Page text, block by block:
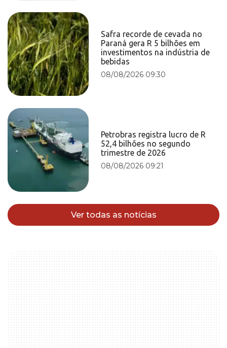
Safra recorde de cevada no
Paraná gera R 5 bilhões em
investimentos na indústria de
bebidas
08/08/2026 09:30
Petrobras registra lucro de R
52,4 bilhões no segundo
trimestre de 2026
08/08/2026 09:21
Ver todas as notícias